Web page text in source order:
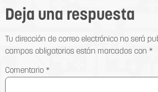
Deja una respuesta
Tu dirección de correo electrónico no será
campos obligatorios están marcados con *
Comentario *